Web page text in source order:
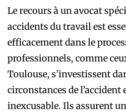
Le recours à un avocat
accidents du travail est
efficacement dans le
professionnels, comme
Toulouse, s’investissent
circonstances de l’accident
inexcusable. Ils assurent